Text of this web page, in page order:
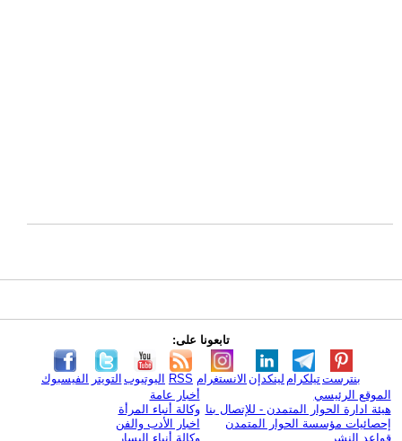
تابعونا على:
الفيسبوك التويتر اليوتيوب RSS الانستغرام لينكدإن تيلكرامبنترست
الموقع الرئيسي
هيئة ادارة الحوار المتمدن - للإتصال بنا
إحصائيات مؤسسة الحوار المتمدن
قواعد النشر
أخبار عامة
وكالة أنباء المرأة
اخبار الأدب والفن
وكالة أنباء اليسار